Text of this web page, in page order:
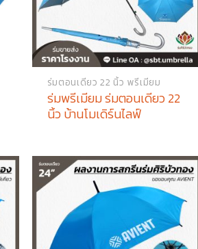
ร่มตอนเดียว 22 นิ้ว พรีเมียม
ร่มพรีเมียม ร่มตอนเดียว 22
นิ้ว บ้านโมเดิร์นไลฟ์